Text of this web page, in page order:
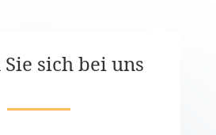
sich bei uns